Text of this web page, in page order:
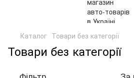
Каталог Товари без категорії
Товари без категорії